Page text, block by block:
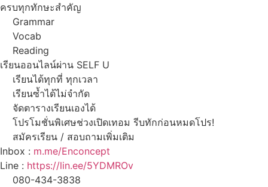
ครบทุกทักษะสำคัญ
Grammar
Vocab
Reading
เรียนออนไลน์ผ่าน SELF U
เรียนได้ทุกที่ ทุกเวลา
เรียนซ้ำได้ไม่จำกัด
จัดตารางเรียนเองได้
โปรโมชั่นพิเศษช่วงเปิดเทอม รีบทักก่อนหมดโปร!
สมัครเรียน / สอบถามเพิ่มเติม
Inbox : m.me/Enconcept
Line : https://lin.ee/5YDMROv
080-434-3838